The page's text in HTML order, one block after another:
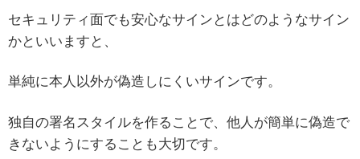
セキュリティ面でも安心なサインとはどのようなサイン
かといいますと、
単純に本人以外が偽造しにくいサインです。
独自の署名スタイルを作ることで、他人が簡単に偽造で
きないようにすることも大切です。